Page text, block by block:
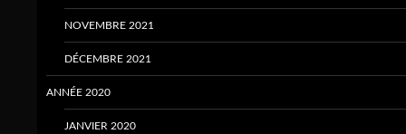
NOVEMBRE 2021
DÉCEMBRE 2021
ANNÉE 2020
JANVIER 2020